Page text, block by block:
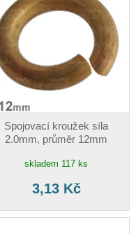
Spojovací kroužek síla
2.0mm, průměr 12mm
skladem 117 ks
3,13 Kč